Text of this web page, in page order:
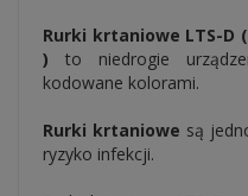
Rurki krtaniowe LTS-D
) to niedrogie
kodowane kolorami.
Rurki krtaniowe są
ryzyko infekcji.